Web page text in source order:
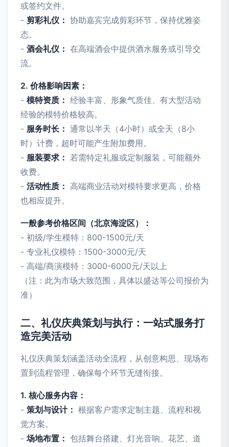
或签约文件。
- 剪彩礼仪： 协助嘉宾完成剪彩环节，保持优雅姿
态。
- 酒会礼仪： 在高端酒会中提供酒水服务或引导交
流。
2. 价格影响因素：
- 模特资质： 经验丰富、形象气质佳、有大型活动
经验的模特价格较高。
- 服务时长： 通常以半天（4小时）或全天（8小
时）计费，超时可能产生附加费用。
- 服装要求： 若需特定礼服或定制服装，可能额外
收费。
- 活动性质： 高端商业活动对模特要求更高，价格
也相应提升。
一般参考价格区间（北京海淀区）：
- 初级/学生模特：800-1500元/天
- 专业礼仪模特：1500-3000元/天
- 高端/商演模特：3000-6000元/天以上
（注：此为市场大致范围，具体以盛达等公司报价为
准）
二、礼仪庆典策划与执行：一站式服务打
造完美活动
礼仪庆典策划涵盖活动全流程，从创意构思、现场布
置到流程管理，确保每个环节无缝衔接。
1. 核心服务内容：
- 策划与设计： 根据客户需求定制主题、流程和视
觉方案。
- 场地布置： 包括舞台搭建、灯光音响、花艺、道